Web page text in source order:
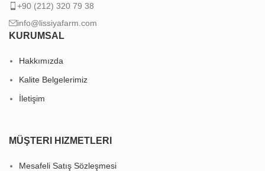
+90 (212) 320 79 38
info@lissiyafarm.com
KURUMSAL
Hakkımızda
Kalite Belgelerimiz
İletişim
MÜŞTERI HIZMETLERI
Mesafeli Satış Sözleşmesi